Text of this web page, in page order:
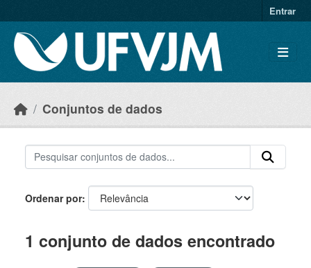
Entrar
Conjuntos de dados
Ordenar por
1 conjunto de dados encontrado